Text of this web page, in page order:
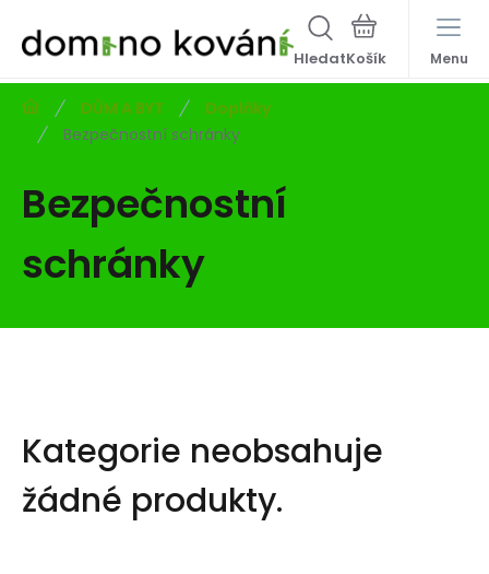
Hledat Menu
DŮM A BYT
Doplňky
Bezpečnostní schránky
Bezpečnostní
schránky
Kategorie neobsahuje
žádné produkty.